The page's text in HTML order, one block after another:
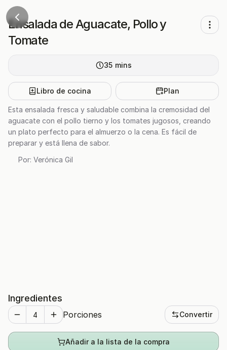
Ensalada de Aguacate, Pollo y
Tomate
35 mins
Libro de cocina Plan
Esta ensalada fresca y saludable combina la cremosidad del
aguacate con el pollo tierno y los tomates jugosos, creando
un plato perfecto para el almuerzo o la cena. Es fácil de
preparar y está llena de sabor.
Por: Verónica Gil
Ingredientes
Porciones Convertir
Añadir a la lista de la compra